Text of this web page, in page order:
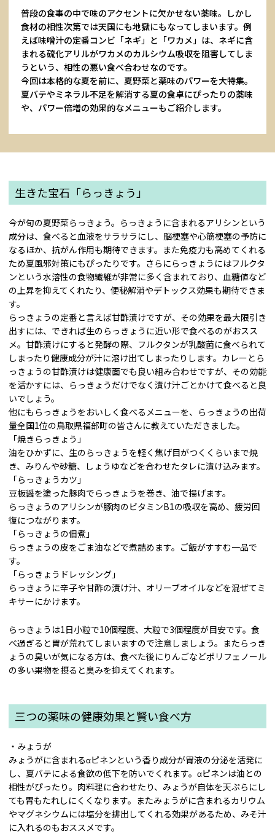
普段の食事の中で味のアクセントに欠かせない薬味。しかし
食材の相性次第では天国にも地獄にもなってしまいます。例
えば味噌汁の定番コンビ「ネギ」と「ワカメ」は、ネギに含
まれる硫化アリルがワカメのカルシウム吸収を阻害してしま
うという、相性の悪い食べ合わせなのです。
今回は本格的な夏を前に、夏野菜と薬味のパワーを大特集。
夏バテやミネラル不足を解消する夏の食卓にぴったりの薬味
や、パワー倍増の効果的なメニューもご紹介します。
生きた宝石「らっきょう」
今が旬の夏野菜らっきょう。らっきょうに含まれるアリシンという
成分は、食べると血液をサラサラにし、脳梗塞や心筋梗塞の予防に
なるほか、抗がん作用も期待できます。また免疫力も高めてくれる
ため夏風邪対策にもぴったりです。さらにらっきょうにはフルクタ
ンという水溶性の食物繊維が非常に多く含まれており、血糖値など
の上昇を抑えてくれたり、便秘解消やデトックス効果も期待できま
す。
らっきょうの定番と言えば甘酢漬けですが、その効果を最大限引き
出すには、できれば生のらっきょうに近い形で食べるのがおスス
メ。甘酢漬けにすると発酵の際、フルクタンが乳酸菌に食べられて
しまったり健康成分が汁に溶け出てしまったりします。カレーとら
っきょうの甘酢漬けは健康面でも良い組み合わせですが、その効能
を活かすには、らっきょうだけでなく漬け汁ごとかけて食べると良
いでしょう。
他にもらっきょうをおいしく食べるメニューを、らっきょうの出荷
量全国1位の鳥取県福部町の皆さんに教えていただきました。
「焼きらっきょう」
油をひかずに、生のらっきょうを軽く焦げ目がつくくらいまで焼
き、みりんや砂糖、しょうゆなどを合わせたタレに漬け込みます。
「らっきょうカツ」
豆板醤を塗った豚肉でらっきょうを巻き、油で揚げます。
らっきょうのアリシンが豚肉のビタミンB1の吸収を高め、疲労回
復につながります。
「らっきょうの佃煮」
らっきょうの皮をごま油などで煮詰めます。ご飯がすすむ一品で
す。
「らっきょうドレッシング」
らっきょうに辛子や甘酢の漬け汁、オリーブオイルなどを混ぜてミ
キサーにかけます。
らっきょうは1日小粒で10個程度、大粒で3個程度が目安です。食
べ過ぎると胃が荒れてしまいますので注意しましょう。またらっき
ょうの臭いが気になる方は、食べた後にりんごなどポリフェノール
の多い果物を摂ると臭みを抑えてくれます。
三つの薬味の健康効果と賢い食べ方
・みょうが
みょうがに含まれるαピネンという香り成分が胃液の分泌を活発に
し、夏バテによる食欲の低下を防いでくれます。αピネンは油との
相性がぴったり。肉料理に合わせたり、みょうが自体を天ぷらにし
ても胃もたれしにくくなります。またみょうがに含まれるカリウム
やマグネシウムには塩分を排出してくれる効果があるため、みそ汁
に入れるのもおススメです。